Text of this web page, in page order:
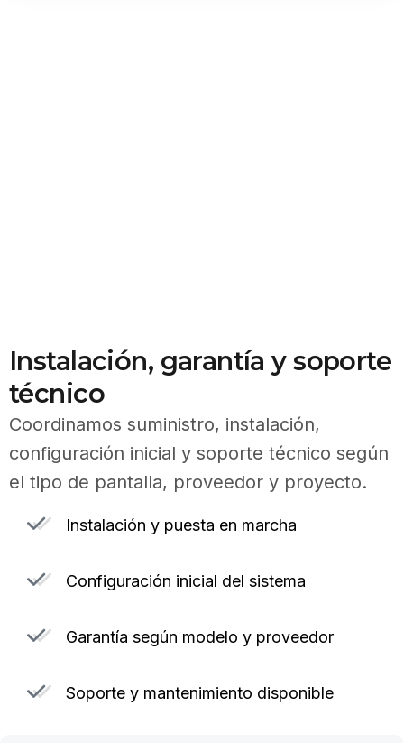
Instalación, garantía y soporte
técnico
Coordinamos suministro, instalación,
configuración inicial y soporte técnico según
el tipo de pantalla, proveedor y proyecto.
Instalación y puesta en marcha
Configuración inicial del sistema
Garantía según modelo y proveedor
Soporte y mantenimiento disponible